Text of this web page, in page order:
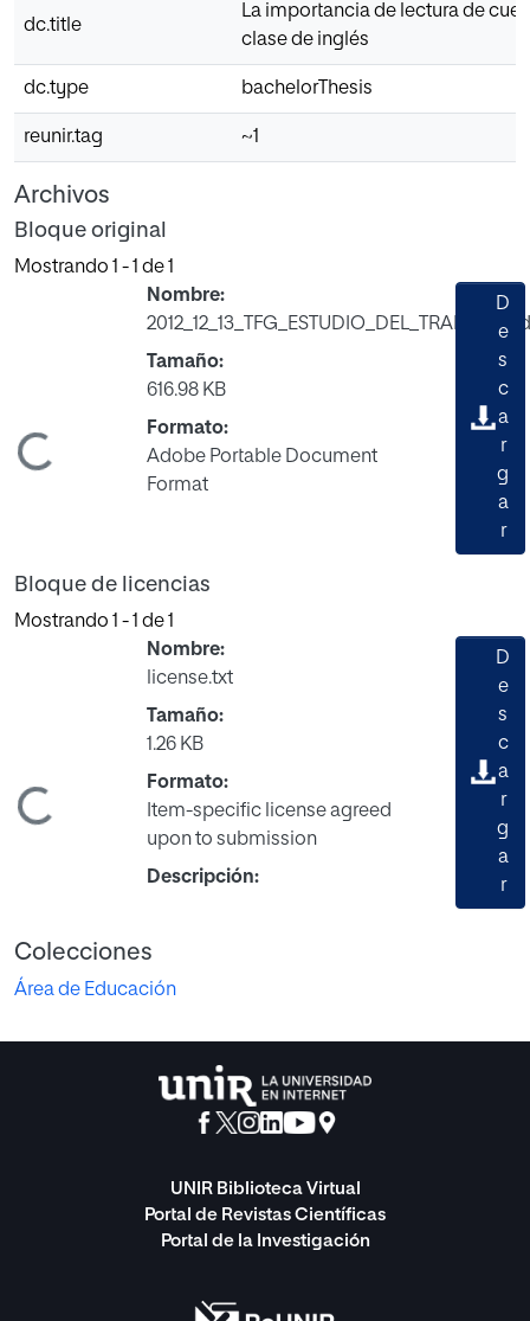
dc.title
La importancia de lectura de
clase de inglés
dc.type bachelorThesis
reunir.tag ~1
Archivos
Bloque original
Mostrando 1 - 1 de 1
Nombre:
Tamaño:
616.98 KB
Formato:
Adobe Portable Document
Format
D
e
s
c
a
r
g
a
r
Bloque de licencias
Mostrando 1 - 1 de 1
Nombre:
license.txt
Tamaño:
1.26 KB
Formato:
Item-specific license agreed
upon to submission
Descripción:
D
e
s
c
a
r
g
a
r
Colecciones
Área de Educación
UNIR Biblioteca Virtual
Portal de Revistas Científicas
Portal de la Investigación